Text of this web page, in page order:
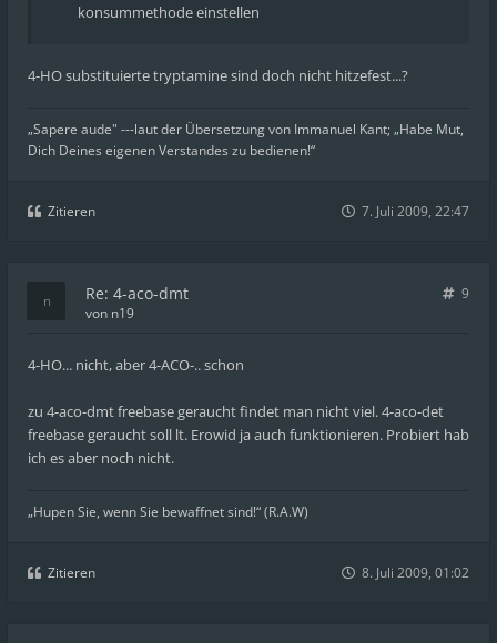
konsummethode einstellen
4-HO substituierte tryptamine sind doch nicht hitzefest...?
„Sapere aude" ---laut der Übersetzung von Immanuel Kant; „Habe Mut,
Dich Deines eigenen Verstandes zu bedienen!“
Zitieren 7. Juli 2009, 22:47
Re: 4-aco-dmt
9
von n19
4-HO... nicht, aber 4-ACO-.. schon
zu 4-aco-dmt freebase geraucht findet man nicht viel. 4-aco-det
freebase geraucht soll lt. Erowid ja auch funktionieren. Probiert hab
ich es aber noch nicht.
„Hupen Sie, wenn Sie bewaffnet sind!“ (R.A.W)
Zitieren 8. Juli 2009, 01:02